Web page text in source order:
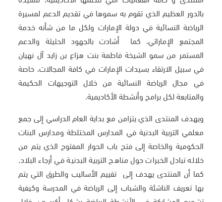
بالدور العظيم الذي تقوم به سموها في تقديم الدعم لمسيرة
الرياضة النسائية في دولة الإمارات ولكل ما من شأنه خدمة
المجتمع الإماراتي، كما أشادت بالجهود الحثيثة والدعم
المستمر من سمو الشيخة فاطمة بنت هزاع بن زايد آل نهيان
في سبيل الارتقاء بسيدات الإمارات في كافة المجالات، خاصة
في مجال الرياضة النسائية من خلال التوجيهات الحكيمة
والمتابعة لكل برامج وأنشطة الأكاديمية.
ويهدف المنتدى الذي يتزامن مع بداية العام الدراسي إلى جمع
معلمي التربية البدنية في المدارس المختلطة ومدارس البنات
الحكومية والخاصة إلى فتح باب الحوار المفتوح الذي يتم من
خلاله تبادل الخبرات حول مناهج التربية البدنية في أرجاء البلاد.
كما أن المنتدى يهدف إلى تقييم الأساليب والطرق التي يتم
بها تعريف الناشئة والشباب إلى الرياضة في المدرسة وكيفية